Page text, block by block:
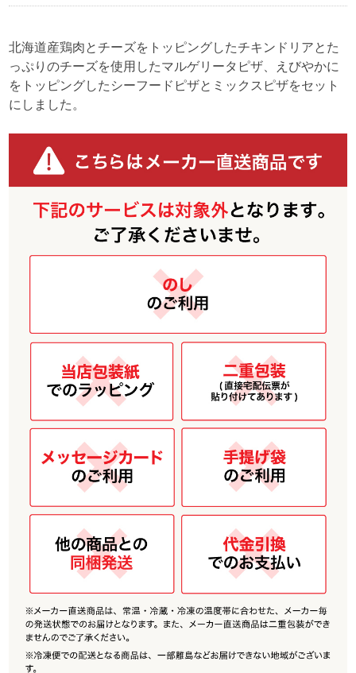
北海道産鶏肉とチーズをトッピングしたチキンドリアとた
っぷりのチーズを使用したマルゲリータピザ、えびやかに
をトッピングしたシーフードピザとミックスピザをセット
にしました。